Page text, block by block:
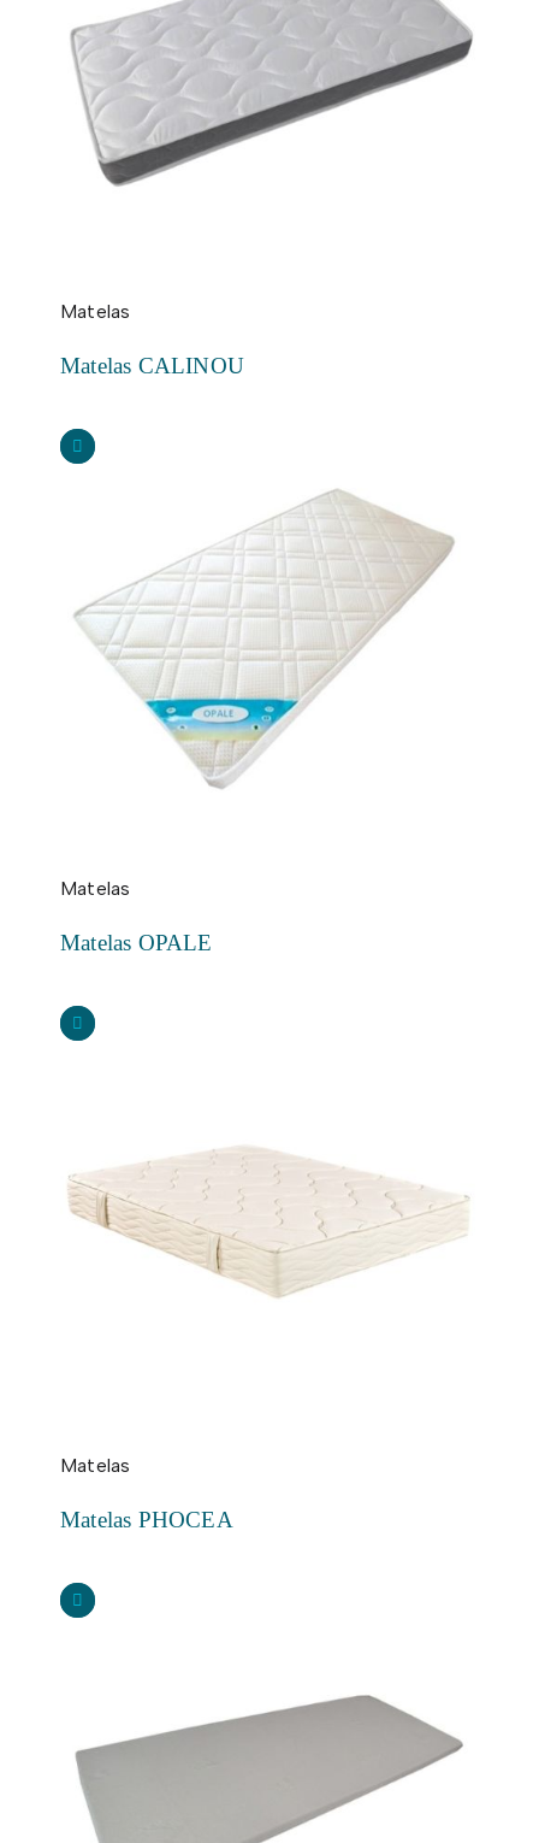
Matelas
Matelas CALINOU
Matelas
Matelas OPALE
Matelas
Matelas PHOCEA